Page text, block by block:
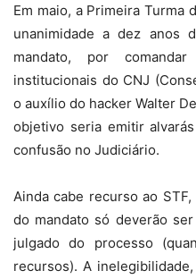
Em maio, a Primeira Turma
unanimidade a dez anos
mandato, por
institucionais do CNJ
o auxílio do hacker Walter
objetivo seria emitir
confusão no Judiciário.
Ainda cabe recurso ao
do mandato só deverão
julgado do processo
recursos). A